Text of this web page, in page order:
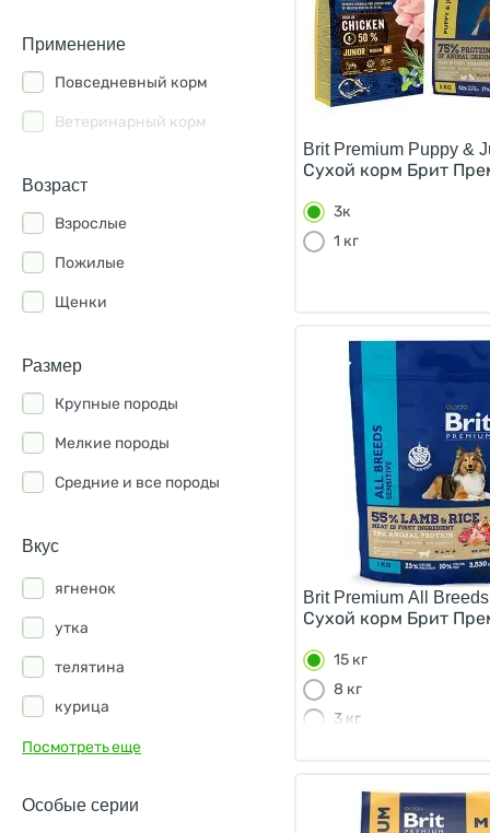
1st Choice
All Puppies
Alleva
Almo Nature
Award
Berkley
Best Dinner
Blitz
Dog Lunch
Применение
Повседневный корм
Ветеринарный корм
Возраст
Взрослые
Пожилые
Щенки
Размер
Крупные породы
Мелкие породы
Средние и все породы
Вкус
ягненок
утка
телятина
курица
лосось
Посмотреть еще
Особые серии
Brit Premium Puppy &
Сухой корм Брит
3к
1 кг
Brit Premium All
Сухой корм Брит
15 кг
8 кг
3 кг